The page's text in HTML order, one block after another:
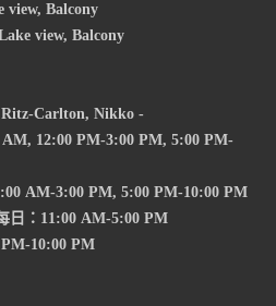
view, Balcony
view, Balcony
Ritz-Carlton, Nikko -
AM, 12:00 PM-3:00 PM, 5:00 PM-
AM-3:00 PM, 5:00 PM-10:00 PM
日：11:00 AM-5:00 PM
10:00 PM